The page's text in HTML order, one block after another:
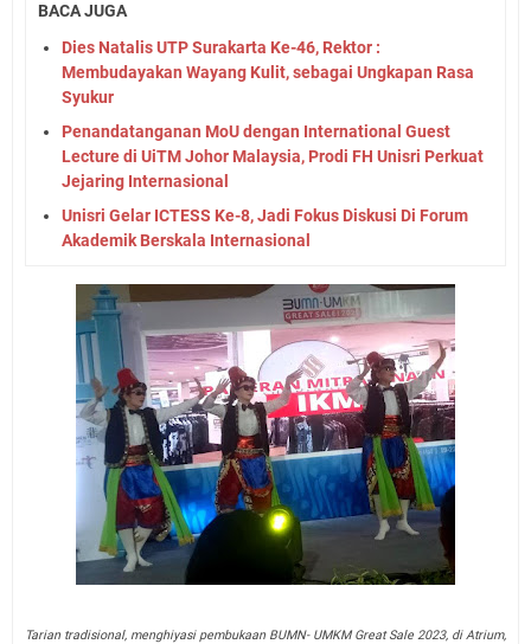
BACA JUGA
Dies Natalis UTP Surakarta Ke-46, Rektor :
Membudayakan Wayang Kulit, sebagai Ungkapan Rasa
Syukur
Penandatanganan MoU dengan International Guest
Lecture di UiTM Johor Malaysia, Prodi FH Unisri Perkuat
Jejaring Internasional
Unisri Gelar ICTESS Ke-8, Jadi Fokus Diskusi Di Forum
Akademik Berskala Internasional
Tarian tradisional, menghiyasi pembukaan BUMN- UMKM Great Sale 2023, di Atrium,